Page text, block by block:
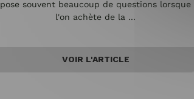
pose souvent beaucoup de questions lorsque
l'on achète de la ...
VOIR L'ARTICLE